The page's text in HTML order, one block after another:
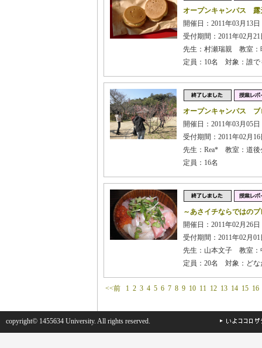
オープンキャンパス 露
開催日：2011年03月13
受付期間：2011年02月
先生：村瀬瑞親 教室：
定員：10名 対象：誰で
オープンキャンパス ブ
開催日：2011年03月05
受付期間：2011年02月
先生：Rea* 教室：道後
定員：16名
～あさイチならではの
開催日：2011年02月26
受付期間：2011年02月
先生：山本文子 教室：
定員：20名 対象：どな
<<前 1 2 3 4 5 6 7 8 9 10 11 12 13 14 15 16
copyright© 1455634 University. All rights reserved.